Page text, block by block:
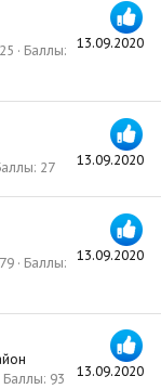
13.09.2020
Баллы
13.09.2020
27
13.09.2020
Баллы
13.09.2020
Баллы 93